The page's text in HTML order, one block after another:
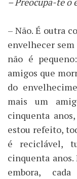
– Não. É outra
envelhecer sem
não é
amigos que
do
mais um
cinquenta
estou refeito,
é reciclável,
cinquenta
embora,